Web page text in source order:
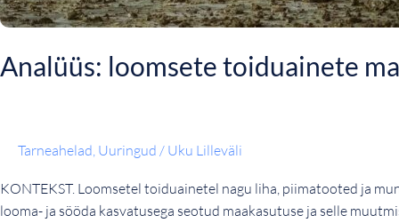
Analüüs: loomsete toiduainete
Tarneahelad, Uuringud / Uku Lilleväli
KONTEKST. Loomsetel toiduainetel nagu liha, piimatooted ja
looma- ja sööda kasvatusega seotud maakasutuse ja selle